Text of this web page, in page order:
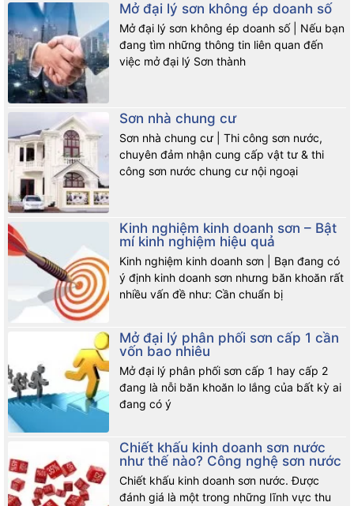
Mở đại lý sơn không ép doanh số
Mở đại lý sơn không ép doanh số | Nếu bạn
đang tìm những thông tin liên quan đến
việc mở đại lý Sơn thành
Sơn nhà chung cư
Sơn nhà chung cư | Thi công sơn nước,
chuyên đảm nhận cung cấp vật tư & thi
công sơn nước chung cư nội ngoại
Kinh nghiệm kinh doanh sơn – Bật
mí kinh nghiệm hiệu quả
Kinh nghiệm kinh doanh sơn | Bạn đang có
ý định kinh doanh sơn nhưng băn khoăn rất
nhiều vấn đề như: Cần chuẩn bị
Mở đại lý phân phối sơn cấp 1 cần
vốn bao nhiêu
Mở đại lý phân phối sơn cấp 1 hay cấp 2
đang là nỗi băn khoăn lo lắng của bất kỳ ai
đang có ý
Chiết khấu kinh doanh sơn nước
như thế nào? Công nghệ sơn nước
Chiết khấu kinh doanh sơn nước. Được
đánh giá là một trong những lĩnh vực thu